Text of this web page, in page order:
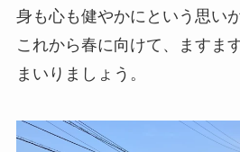
身も心も健やかにという思い
これから春に向けて、ますま
まいりましょう。